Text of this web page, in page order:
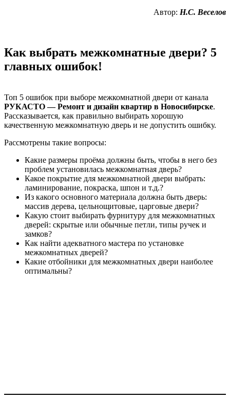
Автор: Н.С. Веселов
Как выбрать межкомнатные двери? 5
главных ошибок!
Топ 5 ошибок при выборе межкомнатной двери от канала
РУКАСТО — Ремонт и дизайн квартир в Новосибирске.
Рассказывается, как правильно выбирать хорошую
качественную межкомнатную дверь и не допустить ошибку.
Рассмотрены такие вопросы:
Какие размеры проёма должны быть, чтобы в него без
проблем установилась межкомнатная дверь?
Какое покрытие для межкомнатной двери выбрать:
ламинирование, покраска, шпон и т.д.?
Из какого основного материала должна быть дверь:
массив дерева, цельнощитовые, царговые двери?
Какую стоит выбирать фурнитуру для межкомнатных
дверей: скрытые или обычные петли, типы ручек и
замков?
Как найти адекватного мастера по установке
межкомнатных дверей?
Какие отбойники для межкомнатных двери наиболее
оптимальны?